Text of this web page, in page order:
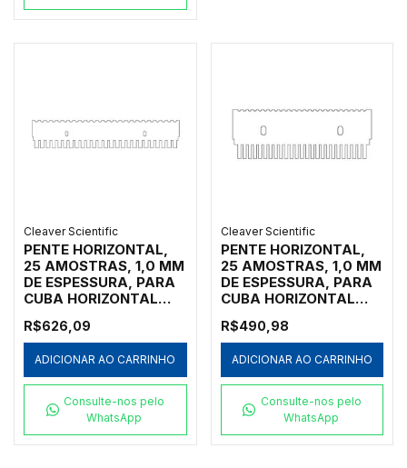
Cleaver Scientific
PENTE HORIZONTAL,
25 AMOSTRAS, 1,0 MM
DE ESPESSURA, PARA
CUBA HORIZONTAL
SCIENTIFIC MODELOS
MSMAXI10, MSMAXI15,
MSMAXI20, MSMAXI25
E MSMAXIDUO -
CÓDIGO MS20-25-1
R$626,09
ADICIONAR AO CARRINHO
Consulte-nos pelo
WhatsApp
Cleaver Scientific
PENTE HORIZONTAL,
25 AMOSTRAS, 1,0 MM
DE ESPESSURA, PARA
CUBA HORIZONTAL
SCIENTIFIC MODELOS
MSMIDI7, MSMIDI10 E
MSMIDIDUO - CÓDIGO
MS10-25-1
R$490,98
ADICIONAR AO CARRINHO
Consulte-nos pelo
WhatsApp